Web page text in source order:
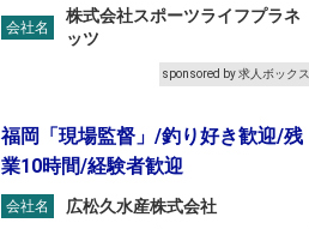
会社名
株式会社スポーツライフプラネ
ッツ
sponsored by 求人ボックス
福岡「現場監督」/釣り好き歓迎/残
業10時間/経験者歓迎
会社名 広松久水産株式会社